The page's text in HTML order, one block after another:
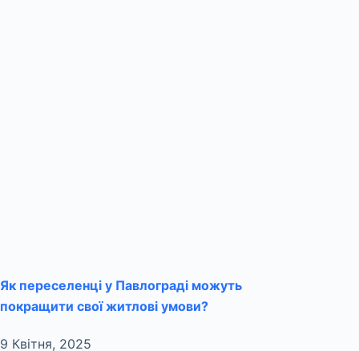
Як переселенці у Павлограді можуть
покращити свої житлові умови?
9 Квітня, 2025